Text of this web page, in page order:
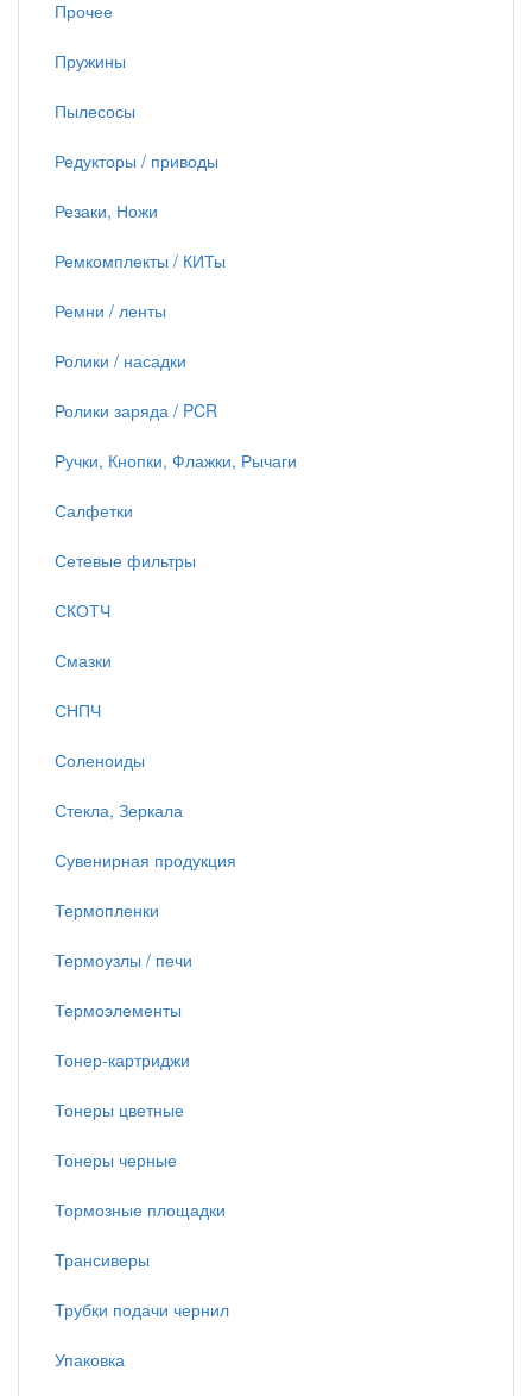
Прочее
Пружины
Пылесосы
Редукторы / приводы
Резаки, Ножи
Ремкомплекты / КИТы
Ремни / ленты
Ролики / насадки
Ролики заряда / PCR
Ручки, Кнопки, Флажки, Рычаги
Салфетки
Сетевые фильтры
СКОТЧ
Смазки
СНПЧ
Соленоиды
Стекла, Зеркала
Сувенирная продукция
Термопленки
Термоузлы / печи
Термоэлементы
Тонер-картриджи
Тонеры цветные
Тонеры черные
Тормозные площадки
Трансиверы
Трубки подачи чернил
Упаковка